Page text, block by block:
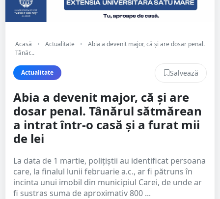
Acasă • Actualitate •
Abia a devenit major, că și are dosar penal.
Tânăr...
Actualitate Salvează
Abia a devenit major, că și are
dosar penal. Tânărul sătmărean
a intrat într-o casă și a furat mii
de lei
La data de 1 martie, polițiștii au identificat persoana
care, la finalul lunii februarie a.c., ar fi pătruns în
incinta unui imobil din municipiul Carei, de unde ar
fi sustras suma de aproximativ 800 ...